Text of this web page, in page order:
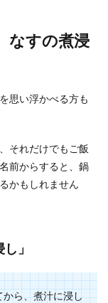
食べたくなるのがお
ちょっとしたご馳走
な理由
う話は聞いたことが
材料
なすの煮浸
思い浮かべる方も
それだけでもご飯
前からすると、鍋
かもしれません
」
ら、煮汁に浸し